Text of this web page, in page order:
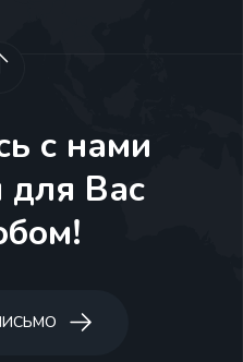
с нами
Вас